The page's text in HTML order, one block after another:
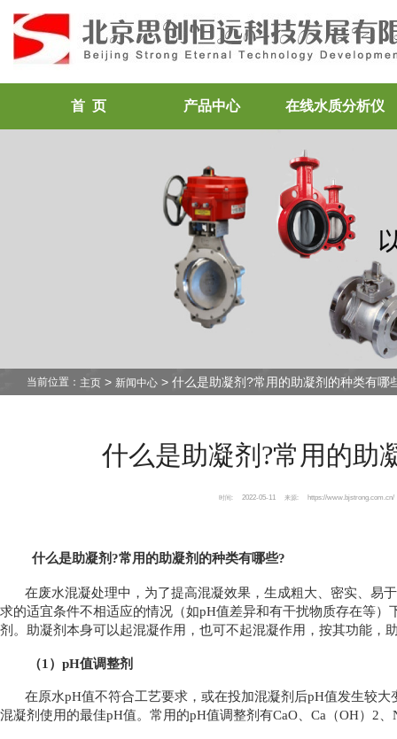
首 页 产品中心 在线水质分析仪
当前位置： 主页 > 新闻中心 > 什么是助凝剂?常用的助凝剂的种类有哪
什么是助凝剂?常用的助
时间: 2022-05-11 来源: https://www.bjstrong.com.cn/
什么是助凝剂?常用的助凝剂的种类有哪些?
在废水混凝处理中，为了提高混凝效果，生成粗大、密实、易
求的适宜条件不相适应的情况（如pH值差异和有干扰物质存在等
剂。助凝剂本身可以起混凝作用，也可不起混凝作用，按其功能，
（1）pH值调整剂
在原水pH值不符合工艺要求，或在投加混凝剂后pH值发生较
混凝剂使用的最佳pH值。常用的pH值调整剂有CaO、Ca（OH）2、